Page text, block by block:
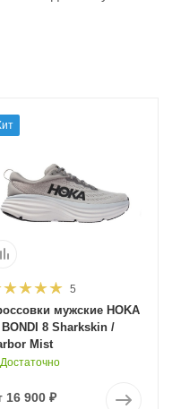
5
мужские HOKA
BONDI 8 Sharkskin /
Mist
Достаточно
16 900 ₽